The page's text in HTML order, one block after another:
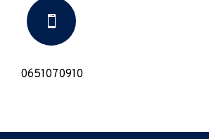

0651070910